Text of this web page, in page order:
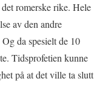
romerske rike. Hele
av den andre
da spesielt de 10
Tidsprofetien kunne
på at det ville ta slutt